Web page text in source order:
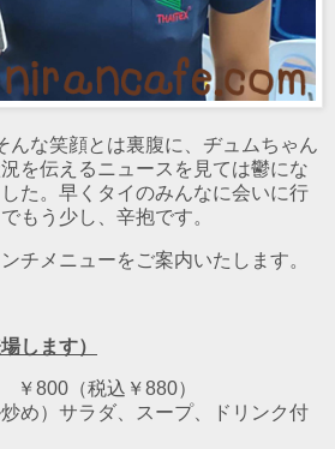
んな笑顔とは裏腹に、ヂュムちゃん
を伝えるニュースを見ては鬱にな
た。早くタイのみんなに会いに行
もう少し、辛抱です。
チメニューをご案内いたします。
します）
800（税込￥880）
め） サラダ、スープ、ドリンク付